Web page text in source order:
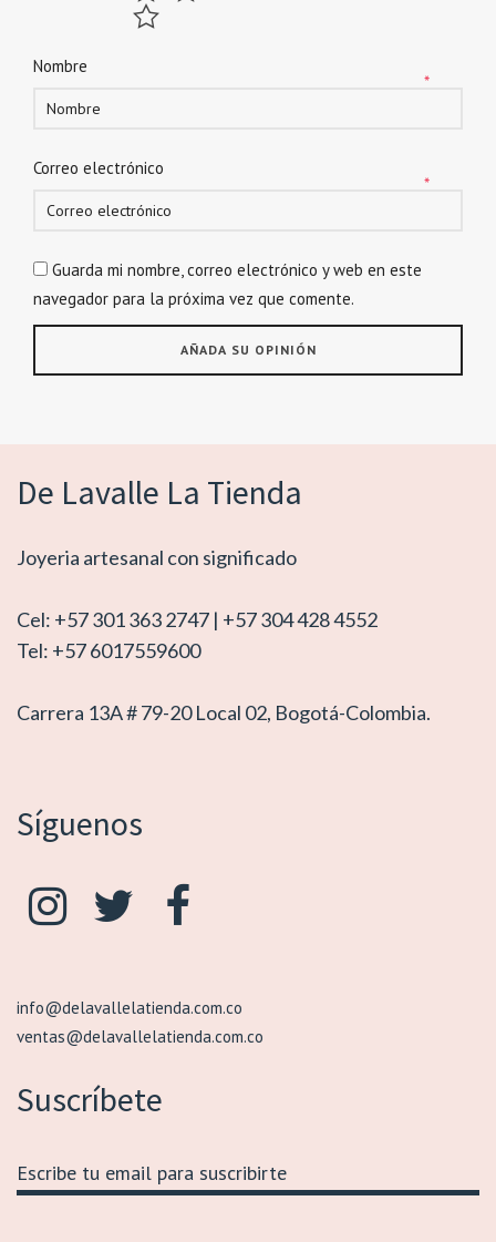
Nombre
*
Correo electrónico
*
Guarda mi nombre, correo electrónico y web en este
navegador para la próxima vez que comente.
De Lavalle La Tienda
Joyeria artesanal con significado
Cel: +57 301 363 2747 | +57 304 428 4552
Tel: +57 6017559600
Carrera 13A # 79-20 Local 02, Bogotá-Colombia.
Síguenos
info@delavallelatienda.com.co
ventas@delavallelatienda.com.co
Suscríbete